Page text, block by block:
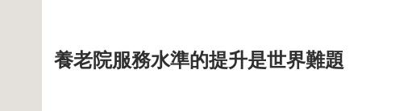
養老院服務水準的提升是世界難題